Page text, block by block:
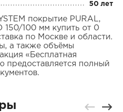
50 лет
покрытие PURAL,
150/100 мм купить от 0
по Москве и области.
а также объёмы
«Бесплатная
предоставляется полный